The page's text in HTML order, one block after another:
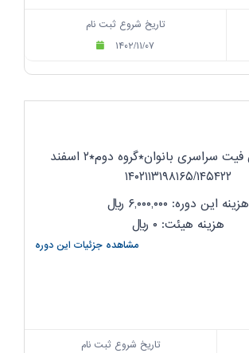
تاریخ شروع ثبت نام
۱۴۰۲/۱۱/۰۷
کارگاه کراس فیت سراسری بانوان*گروه دوم*۲ اسفند
۱۴۰۲۱۱۳۱۹۸۱۶۵/۱۴۵۴۲۲
هزینه این دوره: ۶,۰۰۰,۰۰۰
ریال
هزینه هیئت: ۰
ریال
مشاهده جزئیات این دوره
تاریخ شروع ثبت نام